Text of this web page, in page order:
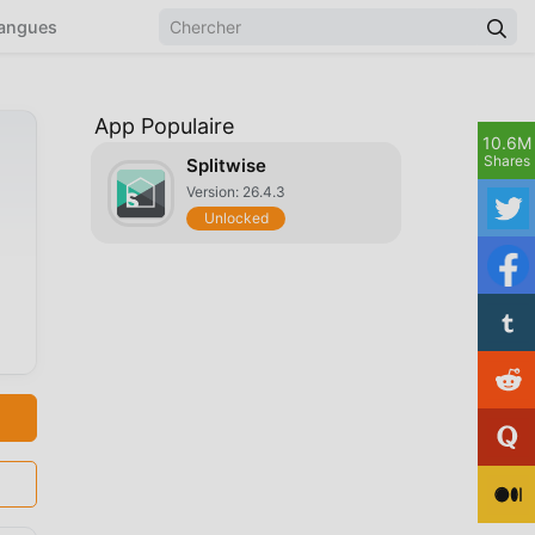
App Populaire
Splitwise
Version: 26.4.3
Unlocked
10.6M
Shares